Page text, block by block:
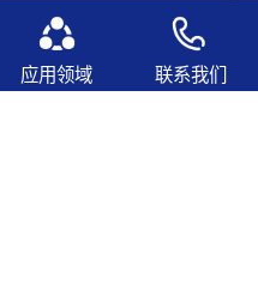
应用领域 联系我们